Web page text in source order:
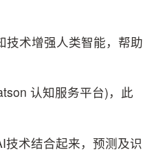
技术增强人类智能，帮助
认知服务平台)，此
术结合起来，预测及识